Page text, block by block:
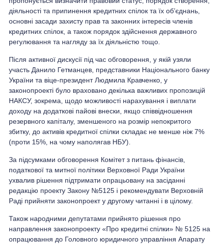
діяльності та припинення кредитних спілок та їх об’єднань,
основні засади захисту прав та законних інтересів членів
кредитних спілок, а також порядок здійснення державного
регулювання та нагляду за їх діяльністю тощо.
Після активної дискусії під час обговорення, у якій узяли
участь Данило Гетманцев, представники Національного банку
України та віце-президент Людмила Кравченко, у
законопроекті було враховано декілька важливих пропозицій
НАКСУ, зокрема, щодо можливості нарахування і виплати
доходу на додаткові пайові внески, якщо співвідношення
резервного капіталу, зменшеного на розмір непокритого
збитку, до активів кредитної спілки складає не менше ніж 7%
(проти 15%, на чому наполягав НБУ).
За підсумками обговорення Комітет з питань фінансів,
податкової та митної політики Верховної Ради України
ухвалив рішення підтримати опрацьовану на засіданні
редакцію проекту Закону №5125 і рекомендувати Верховній
Раді прийняти законопроект у другому читанні і в цілому.
Також народними депутатами прийнято рішення про
направлення законопроекту «Про кредитні спілки» № 5125 на
опрацювання до Головного юридичного управління Апарату